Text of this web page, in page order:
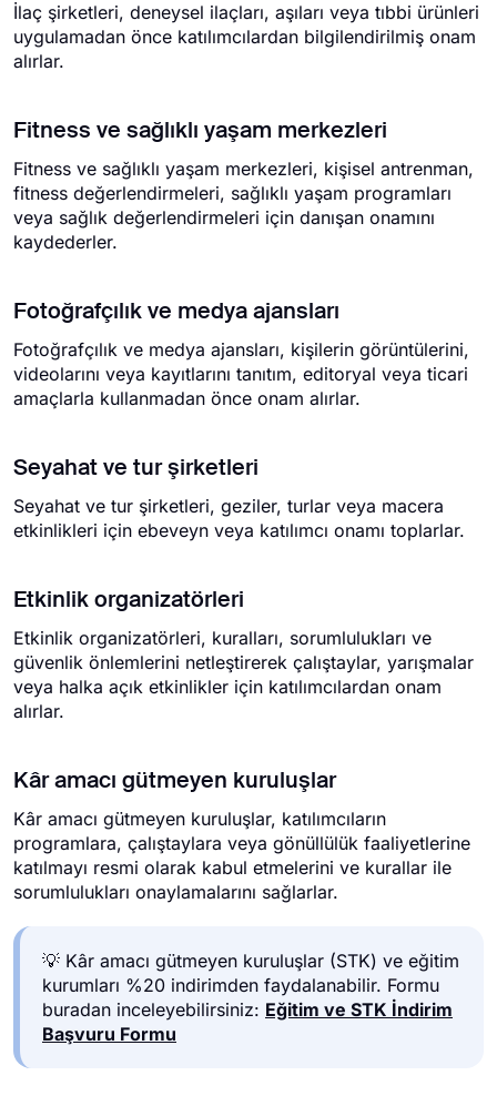
İlaç şirketleri, deneysel ilaçları, aşıları veya tıbbi ürünleri
uygulamadan önce katılımcılardan bilgilendirilmiş onam
alırlar.
Fitness ve sağlıklı yaşam merkezleri
Fitness ve sağlıklı yaşam merkezleri, kişisel antrenman,
fitness değerlendirmeleri, sağlıklı yaşam programları
veya sağlık değerlendirmeleri için danışan onamını
kaydederler.
Fotoğrafçılık ve medya ajansları
Fotoğrafçılık ve medya ajansları, kişilerin görüntülerini,
videolarını veya kayıtlarını tanıtım, editoryal veya ticari
amaçlarla kullanmadan önce onam alırlar.
Seyahat ve tur şirketleri
Seyahat ve tur şirketleri, geziler, turlar veya macera
etkinlikleri için ebeveyn veya katılımcı onamı toplarlar.
Etkinlik organizatörleri
Etkinlik organizatörleri, kuralları, sorumlulukları ve
güvenlik önlemlerini netleştirerek çalıştaylar, yarışmalar
veya halka açık etkinlikler için katılımcılardan onam
alırlar.
Kâr amacı gütmeyen kuruluşlar
Kâr amacı gütmeyen kuruluşlar, katılımcıların
programlara, çalıştaylara veya gönüllülük faaliyetlerine
katılmayı resmi olarak kabul etmelerini ve kurallar ile
sorumlulukları onaylamalarını sağlarlar.
💡 Kâr amacı gütmeyen kuruluşlar (STK) ve eğitim
kurumları %20 indirimden faydalanabilir. Formu
buradan inceleyebilirsiniz: Eğitim ve STK İndirim
Başvuru Formu